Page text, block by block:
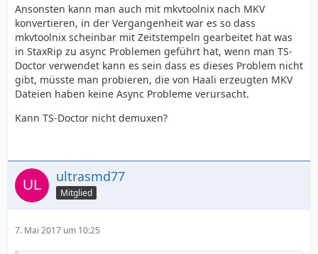
Ansonsten kann man auch mit mkvtoolnix nach MKV
konvertieren, in der Vergangenheit war es so dass
mkvtoolnix scheinbar mit Zeitstempeln gearbeitet hat was
in StaxRip zu async Problemen geführt hat, wenn man TS-
Doctor verwendet kann es sein dass es dieses Problem nicht
gibt, müsste man probieren, die von Haali erzeugten MKV
Dateien haben keine Async Probleme verursacht.
Kann TS-Doctor nicht demuxen?
ultrasmd77
Mitglied
7. Mai 2017 um 10:25